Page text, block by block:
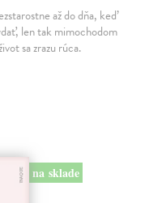
až do dňa, keď
len tak mimochodom
sa zrazu rúca.
na sklade